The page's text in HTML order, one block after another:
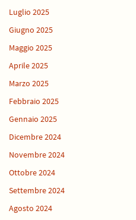
Luglio 2025
Giugno 2025
Maggio 2025
Aprile 2025
Marzo 2025
Febbraio 2025
Gennaio 2025
Dicembre 2024
Novembre 2024
Ottobre 2024
Settembre 2024
Agosto 2024